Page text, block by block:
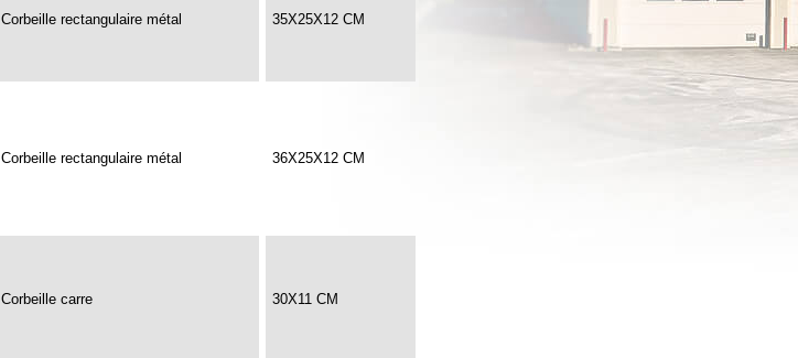
Corbeille rectangulaire métal 35X25X12 CM
Corbeille rectangulaire métal 36X25X12 CM
Corbeille carre 30X11 CM